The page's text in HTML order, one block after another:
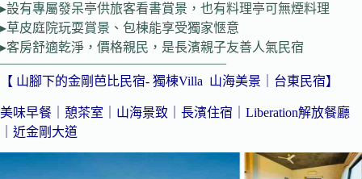
▸設有專屬發呆亭供旅客看書賞景，也有料理亭可無煙料理
▸草皮庭院玩耍賞景、包棟能享受獨家愜意
▸客房舒適乾淨，價格親民，是長濱親子友善人氣民宿
—————————————————–
【 山腳下的金剛芭比民宿- 獨棟Villa 山海美景｜台東民宿】
美味早餐｜憩茶室｜山海景致｜長濱住宿｜Liberation解放餐廳
｜近金剛大道